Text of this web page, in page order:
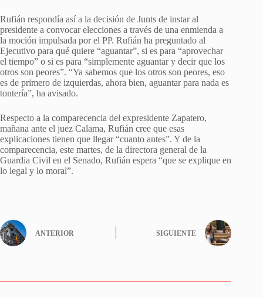
Rufián respondía así a la decisión de Junts de instar al
presidente a convocar elecciones a través de una enmienda a
la moción impulsada por el PP. Rufián ha preguntado al
Ejecutivo para qué quiere “aguantar”, si es para “aprovechar
el tiempo” o si es para “simplemente aguantar y decir que los
otros son peores”. “Ya sabemos que los otros son peores, eso
es de primero de izquierdas, ahora bien, aguantar para nada es
tontería”, ha avisado.
Respecto a la comparecencia del expresidente Zapatero,
mañana ante el juez Calama, Rufián cree que esas
explicaciones tienen que llegar “cuanto antes”. Y de la
comparecencia, este martes, de la directora general de la
Guardia Civil en el Senado, Rufián espera “que se explique en
lo legal y lo moral”.
ANTERIOR SIGUIENTE